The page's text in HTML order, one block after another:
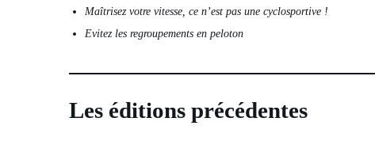
Maîtrisez votre vitesse, ce n’est pas une cyclosportive !
Evitez les regroupements en peloton
Les éditions précédentes